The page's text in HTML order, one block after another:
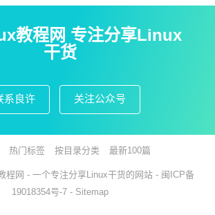
教程网 专注分享Linux
干货
系良许 关注公众号
热门标签 按目录分类 最新100篇
程网 - 一个专注分享Linux干货的网站 - 闽ICP备
19018354号-7 - Sitemap